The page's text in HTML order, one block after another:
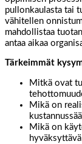
pullonkaulasta tai
vähitellen
mahdollistaa
antaa aikaa
Tärkeimmät
Mitkä ovat
Mikä on
Mikä on